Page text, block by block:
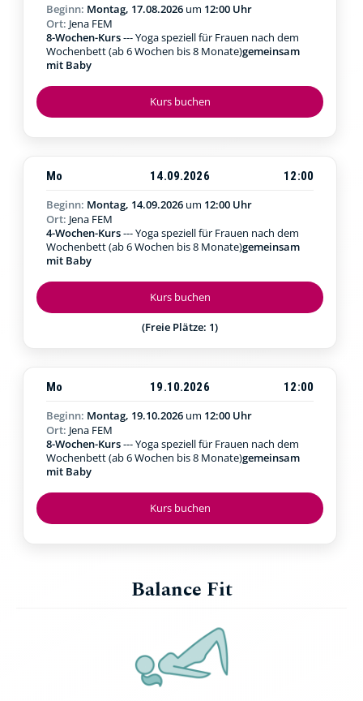
Kurs buchen
Beginn: Montag, 17.08.2026 um 12:00 Uhr
Ort: Jena FEM
8-Wochen-Kurs--- Yoga speziell für Frauen nach dem
Wochenbett (ab 6 Wochen bis 8 Monate)gemeinsam
mit Baby
Kurs buchen
(Freie Plätze: 1)
Mo 14.09.2026
12:00
Beginn: Montag, 14.09.2026 um 12:00 Uhr
Ort: Jena FEM
4-Wochen-Kurs--- Yoga speziell für Frauen nach dem
Wochenbett (ab 6 Wochen bis 8 Monate)gemeinsam
mit Baby
Kurs buchen
Mo 19.10.2026
12:00
Beginn: Montag, 19.10.2026 um 12:00 Uhr
Ort: Jena FEM
8-Wochen-Kurs--- Yoga speziell für Frauen nach dem
Wochenbett (ab 6 Wochen bis 8 Monate)gemeinsam
mit Baby
Balance Fit